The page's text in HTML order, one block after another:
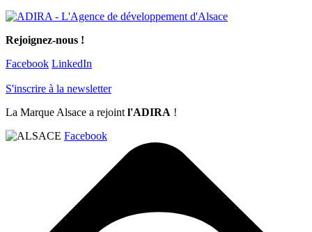
Rejoignez-nous !
Facebook LinkedIn
S'inscrire à la newsletter
La Marque Alsace a rejointl'ADIRA !
Facebook